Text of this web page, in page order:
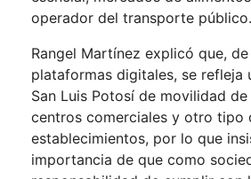
operador del transporte público.
Rangel Martínez explicó que,
plataformas digitales, se refleja
San Luis Potosí de movilidad
centros comerciales y otro tipo
establecimientos, por lo que
importancia de que como